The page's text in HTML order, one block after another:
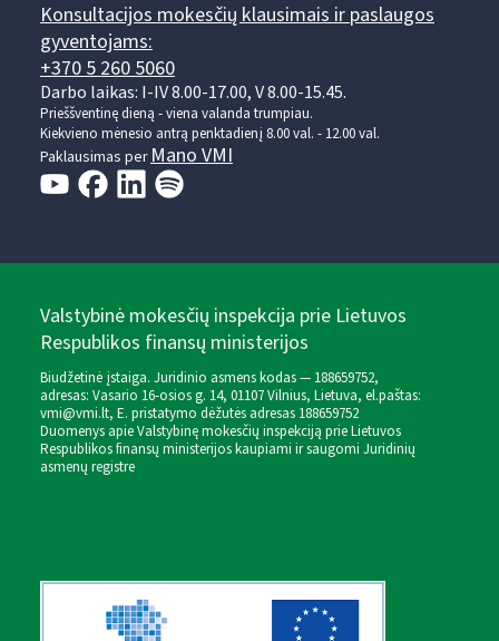
Konsultacijos mokesčių klausimais ir paslaugos
gyventojams:
+370 5 260 5060
Darbo laikas: I-IV 8.00-17.00, V 8.00-15.45.
Prieššventinę dieną - viena valanda trumpiau.
Kiekvieno mėnesio antrą penktadienį 8.00 val. - 12.00 val.
Paklausimas perMano VMI
Valstybinė mokesčių inspekcija prie Lietuvos
Respublikos finansų ministerijos
Biudžetinė įstaiga. Juridinio asmens kodas — 188659752,
adresas: Vasario 16-osios g. 14, 01107 Vilnius, Lietuva, el.paštas:
vmi@vmi.lt, E. pristatymo dėžutės adresas 188659752
Duomenys apie Valstybinę mokesčių inspekciją prie Lietuvos
Respublikos finansų ministerijos kaupiami ir saugomi Juridinių
asmenų registre